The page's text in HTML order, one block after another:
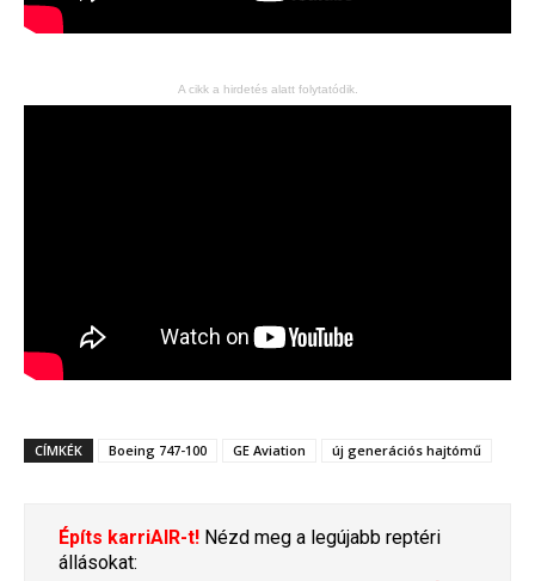
A cikk a hirdetés alatt folytatódik.
CÍMKÉK Boeing 747-100 GE Aviation új generációs hajtómű
Építs karriAIR-t! Nézd meg a legújabb reptéri
állásokat: